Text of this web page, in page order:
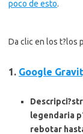
poco de esto.
Da clic en los t?los
1. Google
legendaria
rebotar